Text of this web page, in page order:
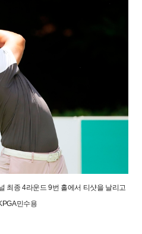
최종 4라운드 9번 홀에서 티샷을 날리고
민수용